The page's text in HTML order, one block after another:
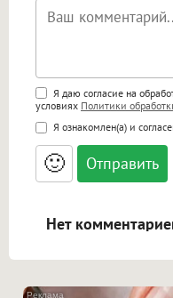
Поддержка HTML
<b>, <strong>,
<small>, <sup>,
<blockquote>,
адреса URL
ссылками, и
Я даю согласие на
условиях Политики
Я ознакомлен(а) и
🙂
Нет